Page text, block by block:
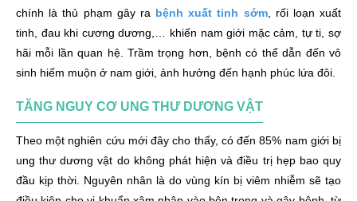
chính là thủ phạm gây ra bệnh xuất tinh sớm, rối loạn xuất
tinh, đau khi cương dương,… khiến nam giới mặc cảm, tự ti, sợ
hãi mỗi lần quan hệ. Trầm trọng hơn, bệnh có thể dẫn đến vô
sinh hiếm muộn ở nam giới, ảnh hưởng đến hạnh phúc lứa đôi.
TĂNG NGUY CƠ UNG THƯ DƯƠNG VẬT
Theo một nghiên cứu mới đây cho thấy, có đến 85% nam giới bị
ung thư dương vật do không phát hiện và điều trị hẹp bao quy
đầu kịp thời. Nguyên nhân là do vùng kín bị viêm nhiễm sẽ tạo